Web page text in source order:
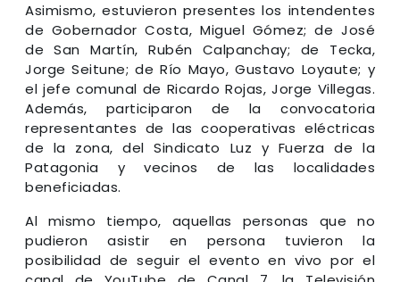
Asimismo, estuvieron presentes los intendentes
de Gobernador Costa, Miguel Gómez; de José
de San Martín, Rubén Calpanchay; de Tecka,
Jorge Seitune; de Río Mayo, Gustavo Loyaute; y
el jefe comunal de Ricardo Rojas, Jorge Villegas.
Además, participaron de la convocatoria
representantes de las cooperativas eléctricas
de la zona, del Sindicato Luz y Fuerza de la
Patagonia y vecinos de las localidades
beneficiadas.
Al mismo tiempo, aquellas personas que no
pudieron asistir en persona tuvieron la
posibilidad de seguir el evento en vivo por el